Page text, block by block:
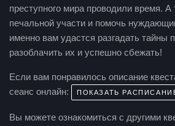
преступного мира проводили время. А
печальной участи и помочь
именно вам удастся разгадать тайны
разоблачить их и успешно сбежать!
Если вам понравилось описание
сеанс онлайн:
ПОКАЗАТЬ
Вы можете ознакомиться с другими